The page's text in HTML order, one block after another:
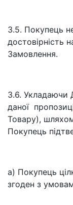
3.5. Покупець
достовірність
Замовлення.
3.6. Укладаючи
даної
Товару),
Покупець
а) Покупець
згоден з